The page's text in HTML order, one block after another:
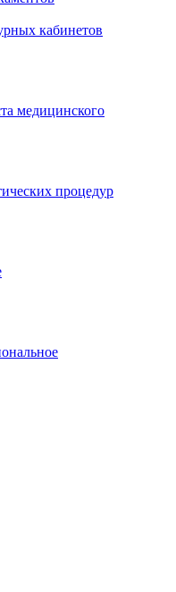
кабинетов
медицинского
процедур